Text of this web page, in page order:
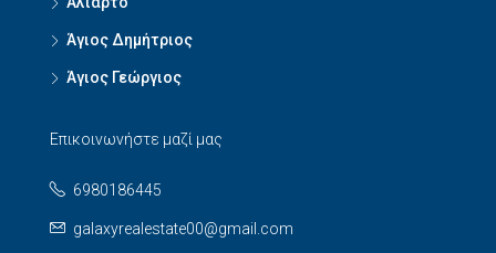
Άγιος Δημήτριος
Άγιος Γεώργιος
Επικοινωνήστε μαζί μας
6980186445
galaxyrealestate00@gmail.com